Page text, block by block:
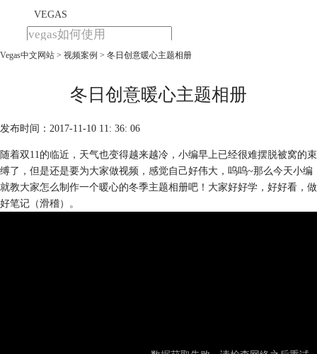
VEGAS
首页
购买
Vegas中文网站 > 视频案例 > 冬日创意暖心主题相册
冬日创意暖心主题相册
发布时间：2017-11-10 11: 36: 06
随着双11的临近，天气也变得越来越冷，小编早上已经很难摆脱被窝的束
缚了，但是还是要为大家做视频，感觉自己好伟大，呜呜~那么今天小编
就教大家怎么制作一个暖心的冬季主题相册吧！大家好好学，好好看，做
好笔记（滑稽）。